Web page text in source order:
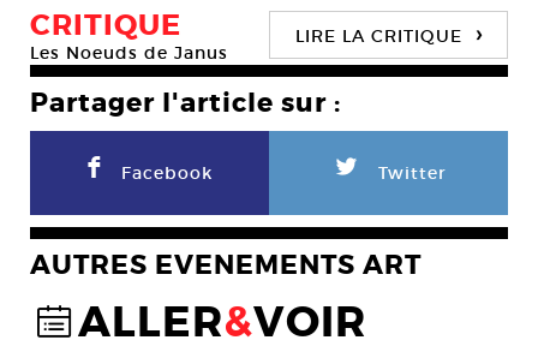
CRITIQUE
Les Noeuds de Janus
LIRE LA CRITIQUE ›
Partager l'article sur :
F Facebook L Twitter
AUTRES EVENEMENTS ART
@ALLER&VOIR